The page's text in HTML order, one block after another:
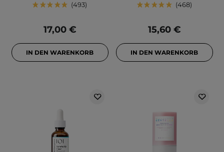
493
17,00 €
IN DEN WARENKORB
468
15,60 €
IN DEN WARENKORB